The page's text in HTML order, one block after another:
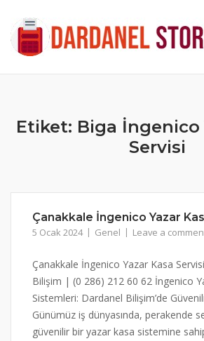
content
Etiket: Biga İngenico
Servisi
Çanakkale İngenico Yazar
5 Ocak 2024 Genel Leave a
Çanakkale İngenico Yazar Kasa
Bilişim | (0 286) 212 60 62 İngenico
Sistemleri: Dardanel Bilişim’de
Günümüz iş dünyasında, perakende
güvenilir bir yazar kasa sistemine